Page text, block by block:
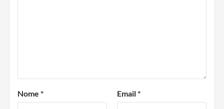
Nome * Email*